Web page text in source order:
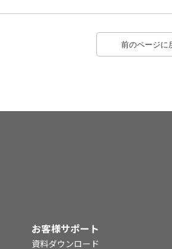
前のページに
お客様サポート
資料ダウンロード